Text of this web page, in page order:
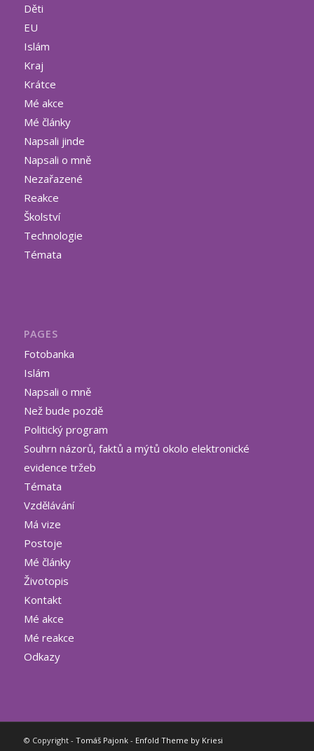
Děti
EU
Islám
Kraj
Krátce
Mé akce
Mé články
Napsali jinde
Napsali o mně
Nezařazené
Reakce
Školství
Technologie
Témata
PAGES
Fotobanka
Islám
Napsali o mně
Než bude pozdě
Politický program
Souhrn názorů, faktů a mýtů okolo elektronické
evidence tržeb
Témata
Vzdělávání
Má vize
Postoje
Mé články
Životopis
Kontakt
Mé akce
Mé reakce
Odkazy
© Copyright - Tomáš Pajonk- Enfold Theme by Kriesi